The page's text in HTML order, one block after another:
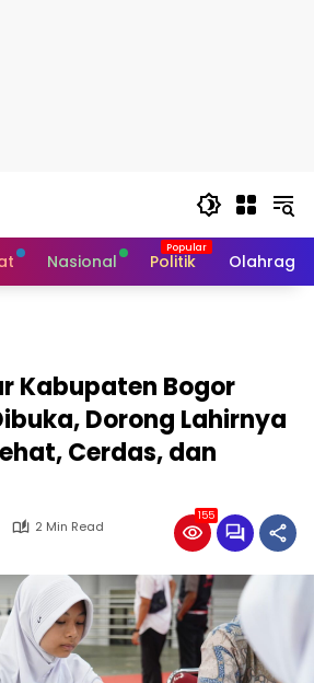
Nasional Politik Olahraga
Kabupaten Bogor
Dorong Lahirnya
Cerdas, dan
2 Min Read
155